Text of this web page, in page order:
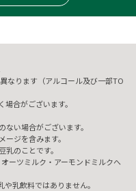
なります（アルコール及び一部TO
合がございます。
い場合がございます。
ジを含みます。
のことです。
ーツミルク・アーモンドミルクへ
乳飲料ではありません。